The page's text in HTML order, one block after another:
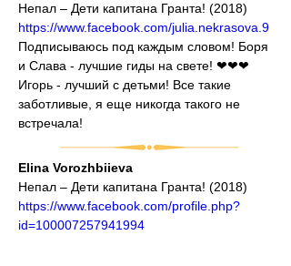
Непал – Дети капитана Гранта! (2018)
https://www.facebook.com/julia.nekrasova.9
Подписываюсь под каждым словом! Боря
и Слава - лучшие гиды на свете! ❤❤❤
Игорь - лучший с детьми! Все такие
заботливые, я еще никогда такого не
встречала!
Elina Vorozhbiieva
Непал – Дети капитана Гранта! (2018)
https://www.facebook.com/profile.php?
id=100007257941994